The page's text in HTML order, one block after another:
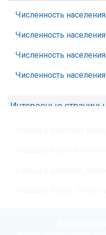
Численность
Численность
Численность
Численность
Интересные страницы